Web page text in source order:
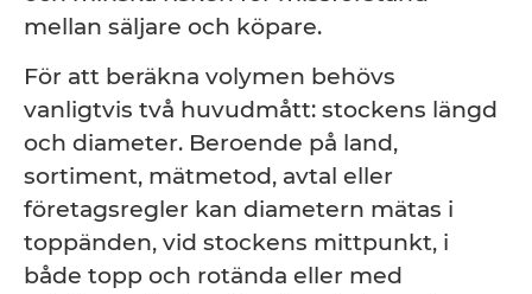
mellan säljare och köpare.
För att beräkna volymen behövs
vanligtvis två huvudmått: stockens längd
och diameter. Beroende på land,
sortiment, mätmetod, avtal eller
företagsregler kan diametern mätas i
toppänden, vid stockens mittpunkt, i
både topp och rotända eller med